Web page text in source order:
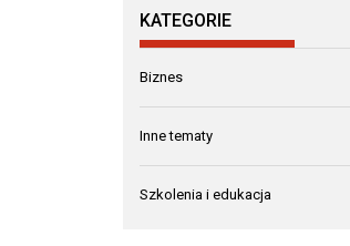
KATEGORIE
Biznes
Inne tematy
Szkolenia i edukacja